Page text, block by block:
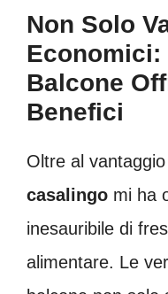
Non Solo
Economici:
Balcone
Benefici
Oltre al
casalingo mi ha
inesauribile di
alimentare. Le